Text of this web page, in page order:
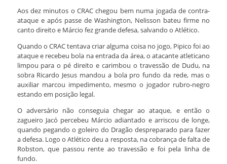
Aos dez minutos o CRAC chegou bem numa jogada de contra-
ataque e após passe de Washington, Nelisson bateu firme no
canto direito e Márcio fez grande defesa, salvando o Atlético.
Quando o CRAC tentava criar alguma coisa no jogo, Pipico foi ao
ataque e recebeu bola na entrada da área, o atacante atleticano
limpou para o pé direito e carimbou o travessão de Dudu, na
sobra Ricardo Jesus mandou a bola pro fundo da rede, mas o
auxiliar marcou impedimento, mesmo o jogador rubro-negro
estando em posição legal.
O adversário não conseguia chegar ao ataque, e então o
zagueiro Jacó percebeu Márcio adiantado e arriscou de longe,
quando pegando o goleiro do Dragão despreparado para fazer
a defesa. Logo o Atlético deu a resposta, na cobrança de falta de
Robston, que passou rente ao travessão e foi pela linha de
fundo.